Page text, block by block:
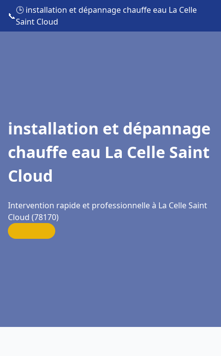
📞
🕒 installation et dépannage chauffe eau La Celle
Saint Cloud
installation et dépannage
chauffe eau La Celle Saint
Cloud
Intervention rapide et professionnelle à La Celle Saint
Cloud (78170)